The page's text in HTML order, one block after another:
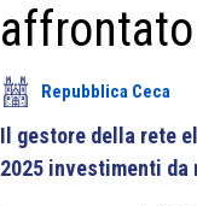
Repubblica Ceca
Il gestore della rete
2025 investimenti da